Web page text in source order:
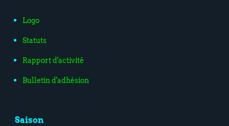
Logo
Statuts
Rapport d'activité
Bulletin d'adhésion
Saison